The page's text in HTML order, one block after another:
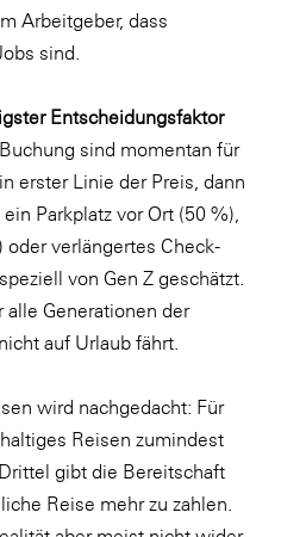
Arbeitgeber, dass
sind.
Entscheidungsfaktor
sind momentan für
erster Linie der Preis, dann
Parkplatz vor Ort (50 %),
verlängertes Check-
von Gen Z geschätzt.
alle Generationen der
auf Urlaub fährt.
wird nachgedacht: Für
Reisen zumindest
gibt die Bereitschaft
Reise mehr zu zahlen.